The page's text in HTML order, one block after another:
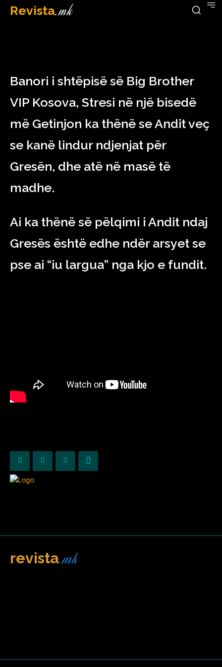
Revista.mk
December 16, 2022
Banori i shtëpisë së Big Brother
VIP Kosova, Stresi në një bisedë
më Getinjon ka thënë se Andit veç
se kanë lindur ndjenjat për
Gresën, dhe atë në masë të
madhe.
Ai ka thënë së pëlqimi i Andit ndaj
Gresës është edhe ndër arsyet se
pse ai “iu largua” nga kjo e fundit.
revista.mk